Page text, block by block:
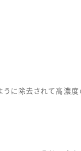
に除去されて高濃度